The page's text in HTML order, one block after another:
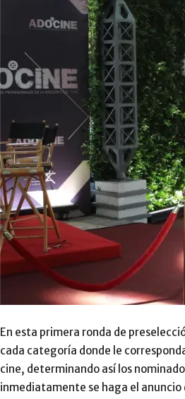
En esta primera ronda de
cada categoría donde le
cine, determinando así los
inmediatamente se haga el anuncio